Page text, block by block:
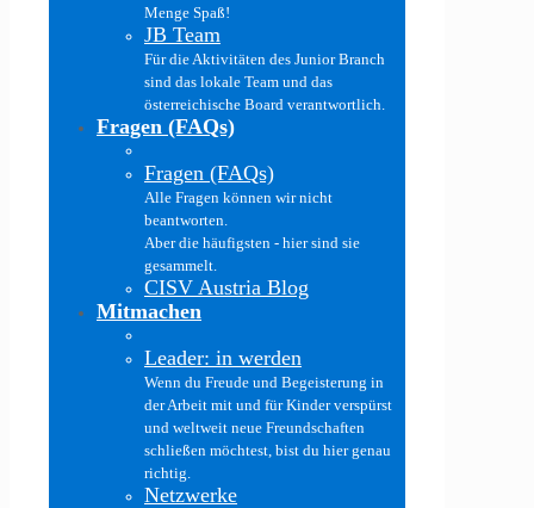
Menge Spaß!
JB Team
Für die Aktivitäten des Junior Branch
sind das lokale Team und das
österreichische Board verantwortlich.
Fragen (FAQs)
Fragen (FAQs)
Alle Fragen können wir nicht
beantworten.
Aber die häufigsten - hier sind sie
gesammelt.
CISV Austria Blog
Mitmachen
Leader: in werden
Wenn du Freude und Begeisterung in
der Arbeit mit und für Kinder verspürst
und weltweit neue Freundschaften
schließen möchtest, bist du hier genau
richtig.
Netzwerke